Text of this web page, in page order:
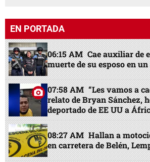
EN PORTADA
06:15 AM Cae auxiliar de
muerte de su esposo en
07:58 AM “Les vamos a
relato de Bryan Sánchez,
deportado de EE UU a
08:27 AM Hallan a
en carretera de Belén,